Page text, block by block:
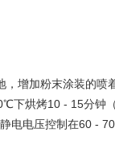
增加粉末涂装的喷
下烘烤10 - 15分钟
电电压控制在60 -